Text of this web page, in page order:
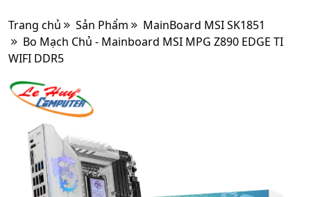
Trang chủ Sản Phẩm
MainBoard MSI SK1851
Bo Mạch Chủ - Mainboard MSI MPG Z890 EDGE TI
WIFI DDR5